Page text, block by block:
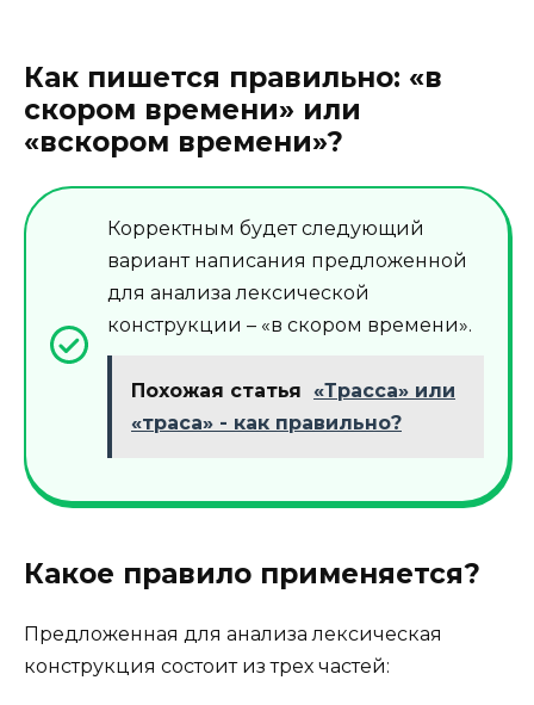
Как пишется правильно: «в
скором времени» или
«вскором времени»?
Корректным будет следующий
вариант написания предложенной
для анализа лексической
конструкции – «в скором времени».
Похожая статья
«Трасса» или
«траса» - как правильно?
Какое правило применяется?
Предложенная для анализа лексическая
конструкция состоит из трех частей: